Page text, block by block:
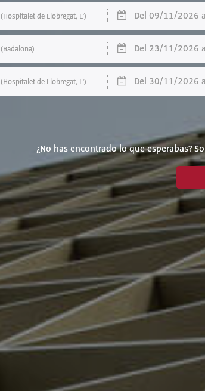
(Hospitalet de Llobregat, L') Del 09/11/2026
(Badalona) Del 23/11/2026
(Hospitalet de Llobregat, L') Del 30/11/2026
¿No has encontrado lo que esperabas?